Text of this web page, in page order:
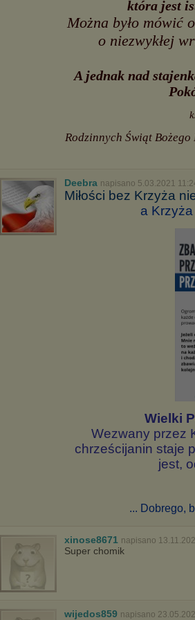
która jest
Można było mówić
o niezwykłej
A jednak nad
Rodzinnych Świąt
Deebra napisano 5.03.2021
Miłości bez Krzyża
a
Wielki
Wezwany przez
chrześcijanin staje
jest,
... Dobrego,
xinose8671 napisano
Super chomik
wijedos859 napisano